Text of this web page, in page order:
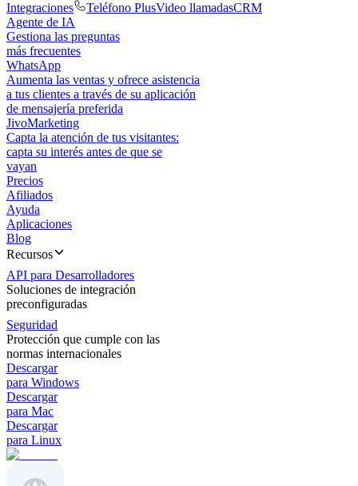
Integraciones
Teléfono PlusVideo llamadasCRM
Agente de IA
Gestiona las preguntas
más frecuentes
WhatsApp
Aumenta las ventas y ofrece asistencia
a tus clientes a través de su aplicación
de mensajería preferida
JivoMarketing
Capta la atención de tus visitantes:
capta su interés antes de que se
vayan
Precios
Afiliados
Ayuda
Aplicaciones
Blog
Recursos
API para Desarrolladores
Soluciones de integración
preconfiguradas
Seguridad
Protección que cumple con las
normas internacionales
Descargar
para Windows
Descargar
para Mac
Descargar
para Linux